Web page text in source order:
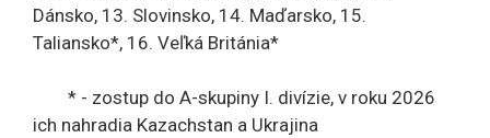
Dánsko, 13. Slovinsko, 14. Maďarsko, 15.
Taliansko*, 16. Veľká Británia*
* - zostup do A-skupiny I. divízie, v roku 2026
ich nahradia Kazachstan a Ukrajina